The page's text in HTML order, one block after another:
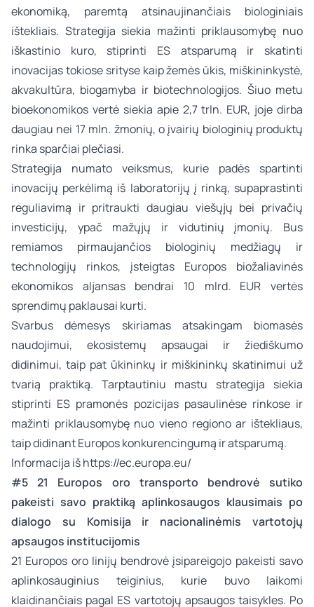
ekonomiką, paremtą atsinaujinančiais biologiniais
ištekliais. Strategija siekia mažinti priklausomybę nuo
iškastinio kuro, stiprinti ES atsparumą ir skatinti
inovacijas tokiose srityse kaip žemės ūkis, miškininkystė,
akvakultūra, biogamyba ir biotechnologijos. Šiuo metu
bioekonomikos vertė siekia apie 2,7 trln. EUR, joje dirba
daugiau nei 17 mln. žmonių, o įvairių biologinių produktų
rinka sparčiai plečiasi.
Strategija numato veiksmus, kurie padės spartinti
inovacijų perkėlimą iš laboratorijų į rinką, supaprastinti
reguliavimą ir pritraukti daugiau viešųjų bei privačių
investicijų, ypač mažųjų ir vidutinių įmonių. Bus
remiamos pirmaujančios biologinių medžiagų ir
technologijų rinkos, įsteigtas Europos biožaliavinės
ekonomikos aljansas bendrai 10 mlrd. EUR vertės
sprendimų paklausai kurti.
Svarbus dėmesys skiriamas atsakingam biomasės
naudojimui, ekosistemų apsaugai ir žiediškumo
didinimui, taip pat ūkininkų ir miškininkų skatinimui už
tvarią praktiką. Tarptautiniu mastu strategija siekia
stiprinti ES pramonės pozicijas pasaulinėse rinkose ir
mažinti priklausomybę nuo vieno regiono ar ištekliaus,
taip didinant Europos konkurencingumą ir atsparumą.
Informacija išhttps://ec.europa.eu/
#5 21 Europos oro transporto bendrovė sutiko
pakeisti savo praktiką aplinkosaugos klausimais po
dialogo su Komisija ir nacionalinėmis vartotojų
apsaugos institucijomis
21 Europos oro linijų bendrovė įsipareigojo pakeisti savo
aplinkosauginius teiginius, kurie buvo laikomi
klaidinančiais pagal ES vartotojų apsaugos taisykles. Po